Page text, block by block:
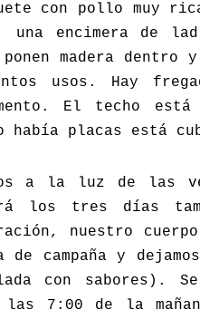
con pollo muy
una encimera de
ponen madera dentro
usos. Hay
El techo
había placas está
a la luz de las
los tres días
nuestro
de campaña y
con sabores).
las 7:00 de la